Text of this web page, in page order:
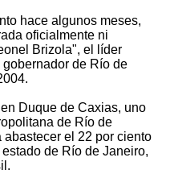
hace algunos meses,
oficialmente ni
Brizola", el líder
de Río de
Duque de Caxias, uno
de Río de
el 22 por ciento
de Río de Janeiro,